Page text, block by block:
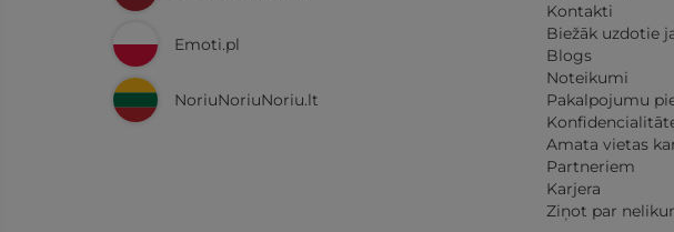
Emoti.pl
NoriuNoriuNoriu.lt
Kontakti
Biežāk uzdotie
Blogs
Noteikumi
Pakalpojumu
Amata vietas
Partneriem
Karjera
Ziņot par